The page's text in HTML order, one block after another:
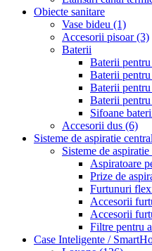
Obiecte sanitare
Vase bideu (1)
Accesorii pisoar(3)
Baterii
Baterii
Baterii
Baterii
Baterii
Sifoane
Accesorii dus (6)
Sisteme de aspiratie
Sisteme de
Aspiratoare
Prize de
Furtunuri
Accesorii
Accesorii
Filtre pentru
Case Inteligente /